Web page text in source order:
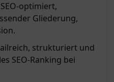
optimiert,
Gliederung,
strukturiert und
SEO-Ranking bei